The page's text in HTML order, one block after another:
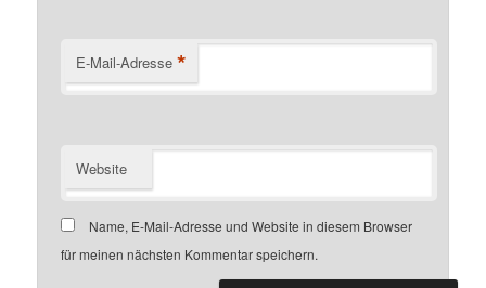
E-Mail-Adresse *
Website
Name, E-Mail-Adresse und Website in diesem Browser
für meinen nächsten Kommentar speichern.